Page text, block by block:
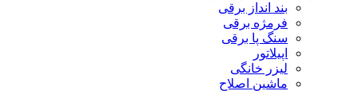
بند انداز برقی
فرمژه برقی
سنگ پا برقی
اپیلاتور
لیزر خانگی
ماشین اصلاح